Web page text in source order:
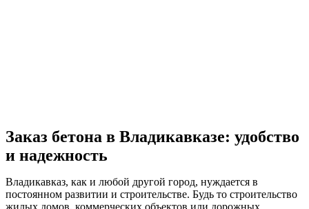
Заказ бетона в Владикавказе: удобство
и надежность
Владикавказ, как и любой другой город, нуждается в
постоянном развитии и строительстве. Будь то строительство
жилых домов, коммерческих объектов или дорожных